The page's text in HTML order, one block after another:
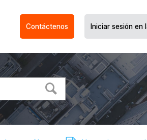
Contáctenos Iniciar sesión en